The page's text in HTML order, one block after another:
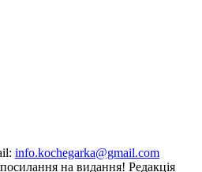
info.kochegarka@gmail.com
на видання! Редакція